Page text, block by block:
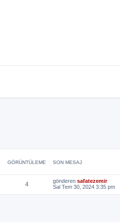
GÖRÜNTÜLEME SON MESAJ
4 gönderen safatezemir
Sal Tem 30, 2024 3:35 pm